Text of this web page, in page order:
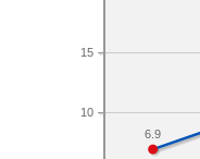
10
15
6.9